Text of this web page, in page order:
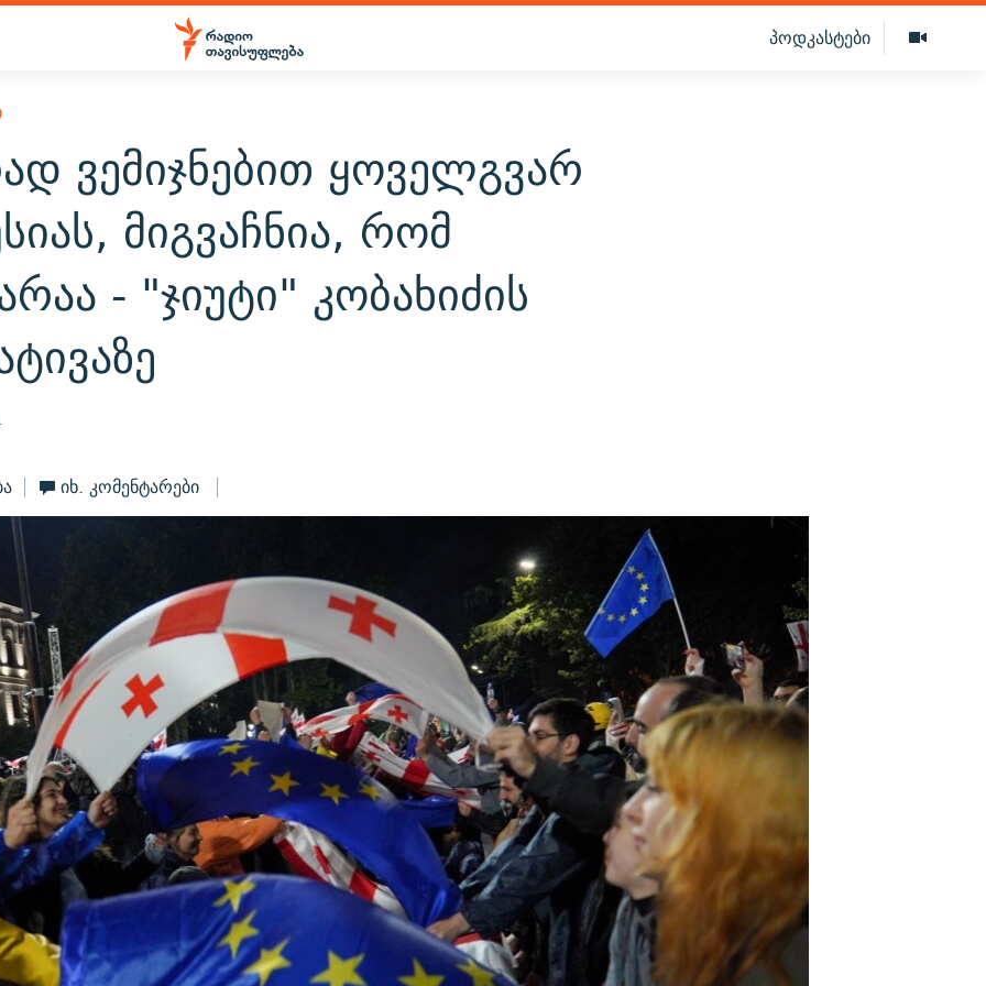
პოდკასტები
ვემიჯნებით ყოველგვარ
მიგვაჩნია, რომ
- "ჯიუტი" კობახიძის
იხ. კომენტარები